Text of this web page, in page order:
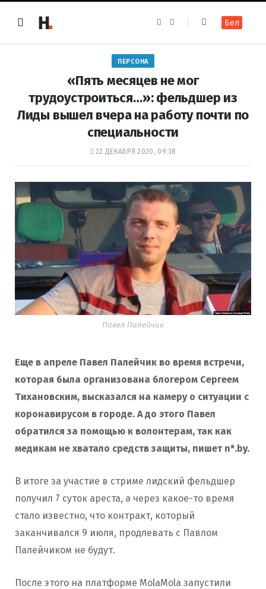
e
k
t
m
Бел
ПЕРСОНА
«Пять месяцев не мог
трудоустроиться…»: фельдшер из
Лиды вышел вчера на работу почти по
специальности
22 ДЕКАБРЯ 2020, 09:38
Павел Палейчик
Еще в апреле Павел Палейчик во время встречи,
которая была организована блогером Сергеем
Тихановским, высказался на камеру о ситуации с
коронавирусом в городе. А до этого Павел
обратился за помощью к волонтерам, так как
медикам не хватало средств защиты, пишет n*.by.
В итоге за участие в стриме лидский фельдшер
получил 7 суток ареста, а через какое-то время
стало известно, что контракт, который
заканчивался 9 июля, продлевать с Павлом
Палейчиком не будут.
После этого на платформе MolaMola запустили